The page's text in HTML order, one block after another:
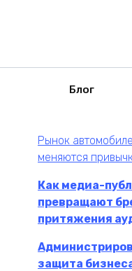
Блог
Рынок
меняются
Как медиа-
превращают
притяжения
защита